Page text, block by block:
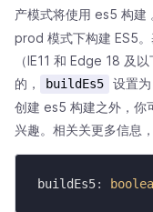
产模式将使用 es5 构建
prod 模式下构建 ES5
（IE11 和 Edge 18 及
的，
buildEs5 设置为
创建 es5 构建之外，你
兴趣。相关关更多信息
buildEs5: